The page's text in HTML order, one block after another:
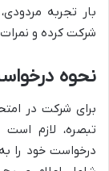
بار تجربه
شرکت کرده و
نحوه
برای شرکت در
تبصره، لازم
درخواست خود را